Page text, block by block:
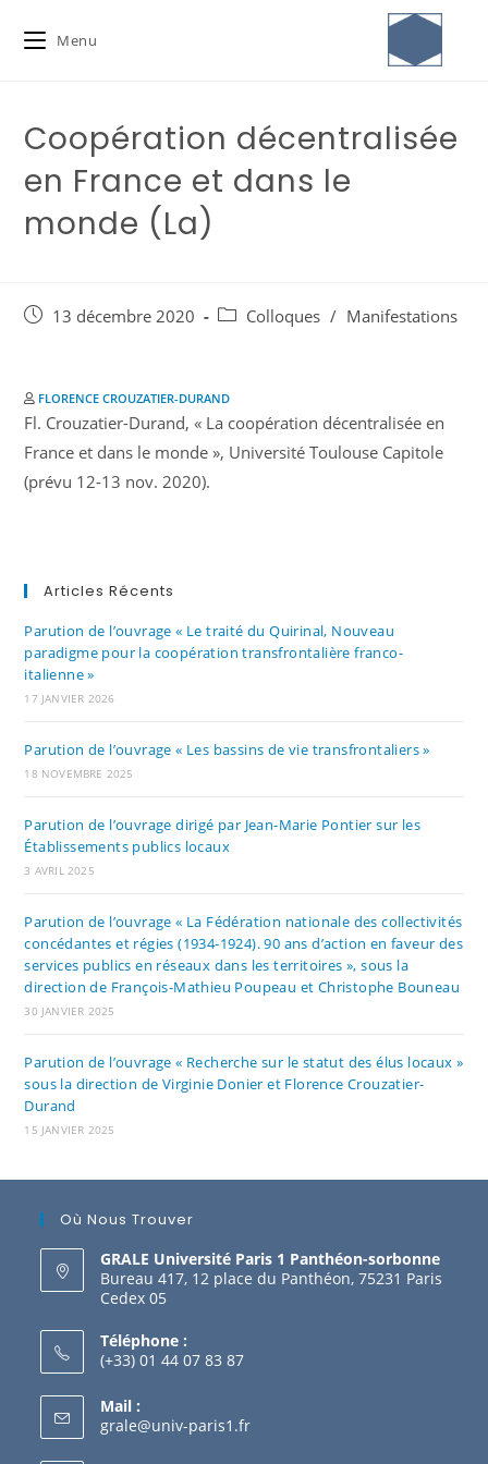
Menu
Coopération décentralisée
en France et dans le
monde (La)
13 décembre 2020 Colloques / Manifestations
FLORENCE CROUZATIER-DURAND
Fl. Crouzatier-Durand, « La coopération décentralisée en
France et dans le monde », Université Toulouse Capitole
(prévu 12-13 nov. 2020).
Articles Récents
Parution de l’ouvrage « Le traité du Quirinal, Nouveau
paradigme pour la coopération transfrontalière franco-
italienne »
17 JANVIER 2026
Parution de l’ouvrage « Les bassins de vie transfrontaliers »
18 NOVEMBRE 2025
Parution de l’ouvrage dirigé par Jean-Marie Pontier sur les
Établissements publics locaux
3 AVRIL 2025
Parution de l’ouvrage « La Fédération nationale des collectivités
concédantes et régies (1934-1924). 90 ans d’action en faveur des
services publics en réseaux dans les territoires », sous la
direction de François-Mathieu Poupeau et Christophe Bouneau
30 JANVIER 2025
Parution de l’ouvrage « Recherche sur le statut des élus locaux »
sous la direction de Virginie Donier et Florence Crouzatier-
Durand
15 JANVIER 2025
Où Nous Trouver
GRALE Université Paris 1 Panthéon-sorbonne
Bureau 417, 12 place du Panthéon, 75231 Paris
Cedex 05
Téléphone :
(+33) 01 44 07 83 87
Mail :
grale@univ-paris1.fr